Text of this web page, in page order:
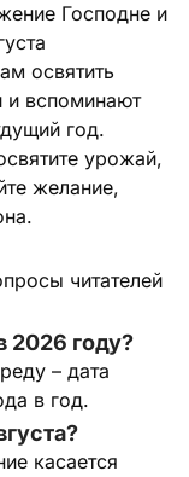
Господне и
освятить
и вспоминают
год.
урожай,
желание,
читателей
2026 году?
– дата
в год.
касается